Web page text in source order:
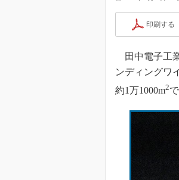
印刷する
田中電子工
ンディングワ
約1万1000m2